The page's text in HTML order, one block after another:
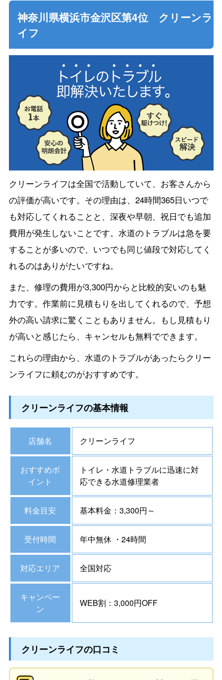
神奈川県横浜市金沢区第4位 クリーンラ
イフ
クリーンライフは全国で活動していて、お客さんから
の評価が高いです。その理由は、24時間365日いつで
も対応してくれることと、深夜や早朝、祝日でも追加
費用が発生しないことです。水道のトラブルは急を要
することが多いので、いつでも同じ値段で対応してく
れるのはありがたいですね。
また、修理の費用が3,300円からと比較的安いのも魅
力です。作業前に見積もりを出してくれるので、予想
外の高い請求に驚くこともありません。もし見積もり
が高いと感じたら、キャンセルも無料でできます。
これらの理由から、水道のトラブルがあったらクリー
ンライフに頼むのがおすすめです。
クリーンライフの基本情報
店舗名 クリーンライフ
おすすめポ
イント
トイレ・水道トラブルに迅速に対
応できる水道修理業者
料金目安 基本料金：3,300円～
受付時間 年中無休 ・24時間
対応エリア 全国対応
キャンペー
ン
WEB割：3,000円OFF
クリーンライフの口コミ